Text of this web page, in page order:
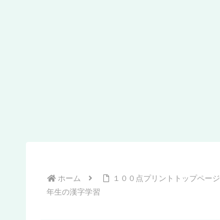
ホーム １００点プリントトップページ
年生の漢字学習